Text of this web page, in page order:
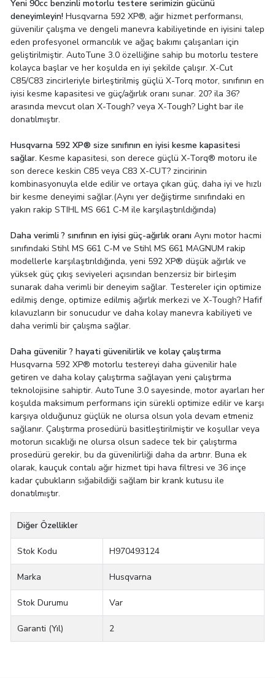
Yeni 90cc benzinli motorlu testere serimizin gücünü
deneyimleyin! Husqvarna 592 XP®, ağır hizmet performansı,
güvenilir çalışma ve dengeli manevra kabiliyetinde en iyisini talep
eden profesyonel ormancılık ve ağaç bakımı çalışanları için
geliştirilmiştir. AutoTune 3.0 özelliğine sahip bu motorlu testere
kolayca başlar ve her koşulda en iyi şekilde çalışır. X-Cut
C85/C83 zincirleriyle birleştirilmiş güçlü X-Torq motor, sınıfının en
iyisi kesme kapasitesi ve güç/ağırlık oranı sunar. 20? ila 36?
arasında mevcut olan X-Tough? veya X-Tough? Light bar ile
donatılmıştır.
Husqvarna 592 XP® size sınıfının en iyisi kesme kapasitesi
sağlar.Kesme kapasitesi, son derece güçlü X-Torq® motoru ile
son derece keskin C85 veya C83 X-CUT? zincirinin
kombinasyonuyla elde edilir ve ortaya çıkan güç, daha iyi ve hızlı
bir kesme deneyimi sağlar.(Aynı yer değiştirme sınıfındaki en
yakın rakip STIHL MS 661 C-M ile karşılaştırıldığında)
Daha verimli ? sınıfının en iyisi güç-ağırlık oranıAynı motor hacmi
sınıfındaki Stihl MS 661 C-M ve Stihl MS 661 MAGNUM rakip
modellerle karşılaştırıldığında, yeni 592 XP® düşük ağırlık ve
yüksek güç çıkış seviyeleri açısından benzersiz bir birleşim
sunarak daha verimli bir deneyim sağlar. Testereler için optimize
edilmiş denge, optimize edilmiş ağırlık merkezi ve X-Tough? Hafif
kılavuzların bir sonucudur ve daha kolay manevra kabiliyeti ve
daha verimli bir çalışma sağlar.
Daha güvenilir ? hayati güvenilirlik ve kolay çalıştırma
Husqvarna 592 XP® motorlu testereyi daha güvenilir hale
getiren ve daha kolay çalıştırma sağlayan yeni çalıştırma
teknolojisine sahiptir. AutoTune 3.0 sayesinde, motor ayarları her
koşulda maksimum performans için sürekli optimize edilir ve karşı
karşıya olduğunuz güçlük ne olursa olsun yola devam etmeniz
sağlanır. Çalıştırma prosedürü basitleştirilmiştir ve koşullar veya
motorun sıcaklığı ne olursa olsun sadece tek bir çalıştırma
prosedürü gerekir, bu da güvenilirliği daha da artırır. Buna ek
olarak, kauçuk contalı ağır hizmet tipi hava filtresi ve 36 inçe
kadar çubukların sığabildiği sağlam bir krank kutusu ile
donatılmıştır.
Diğer Özellikler
Stok Kodu H970493124
Marka Husqvarna
Stok Durumu Var
Garanti (Yıl) 2